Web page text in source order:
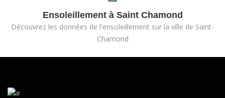
Ensoleillement à Saint Chamond
Découvrez les données de l'ensoleillement sur la ville de Saint-
Chamond